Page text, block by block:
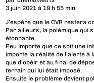
3 juin 2021 à 19 h 55 min
J’espère que le CVR restera
Par ailleurs, la polémique qui
étonnante.
Peu importe que ce soit une
importe la réalité de l’alerte à
que d’obéir et au final de
terrain qui lui était imposé.
Ensuite le problème devient